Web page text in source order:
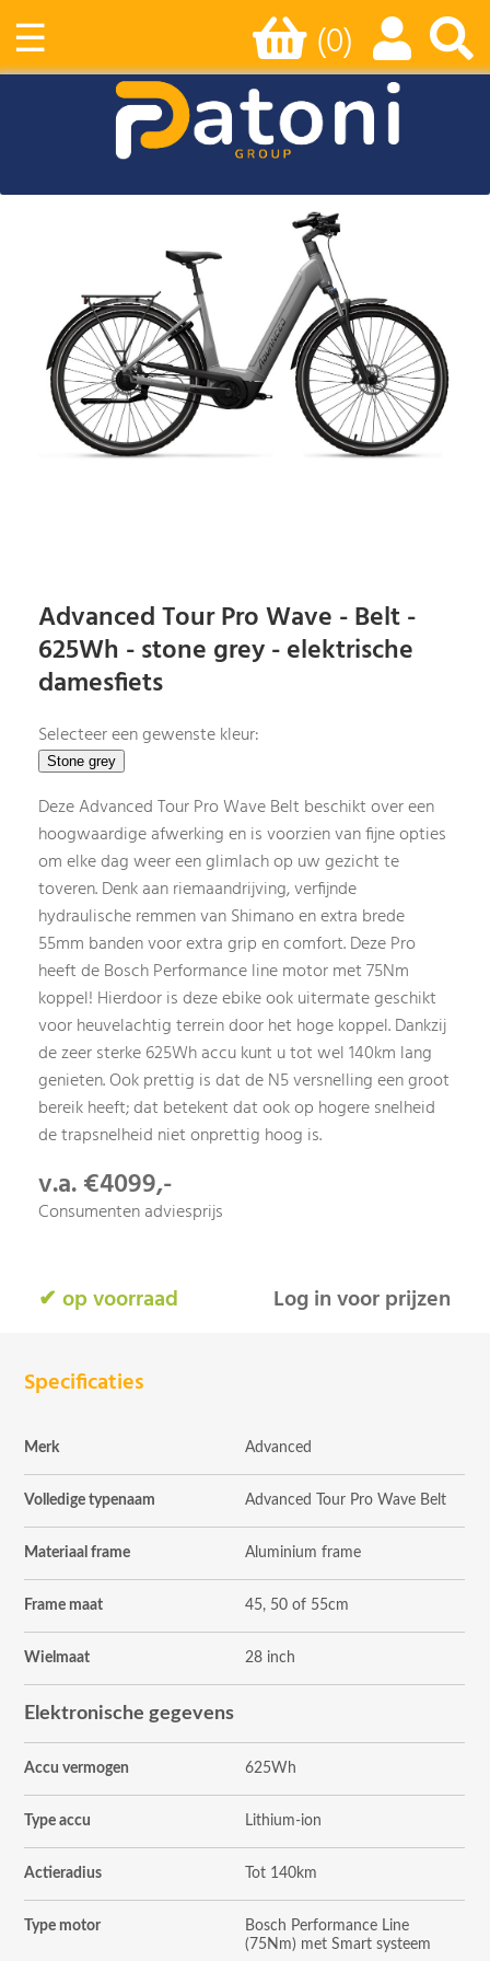
☰ (0)
Advanced Tour Pro Wave - Belt -
625Wh - stone grey - elektrische
damesfiets
Selecteer een gewenste kleur:
Deze Advanced Tour Pro Wave Belt beschikt over een
hoogwaardige afwerking en is voorzien van fijne opties
om elke dag weer een glimlach op uw gezicht te
toveren. Denk aan riemaandrijving, verfijnde
hydraulische remmen van Shimano en extra brede
55mm banden voor extra grip en comfort. Deze Pro
heeft de Bosch Performance line motor met 75Nm
koppel! Hierdoor is deze ebike ook uitermate geschikt
voor heuvelachtig terrein door het hoge koppel. Dankzij
de zeer sterke 625Wh accu kunt u tot wel 140km lang
genieten. Ook prettig is dat de N5 versnelling een groot
bereik heeft; dat betekent dat ook op hogere snelheid
de trapsnelheid niet onprettig hoog is.
v.a. €4099,-
Consumenten adviesprijs
✔ op voorraad Log in voor prijzen
Specificaties
Merk Advanced
Volledige typenaam Advanced Tour Pro Wave Belt
Materiaal frame Aluminium frame
Frame maat 45, 50 of 55cm
Wielmaat 28 inch
Elektronische gegevens
Accu vermogen 625Wh
Type accu Lithium-ion
Actieradius Tot 140km
Type motor
Bosch Performance Line
(75Nm) met Smart systeem